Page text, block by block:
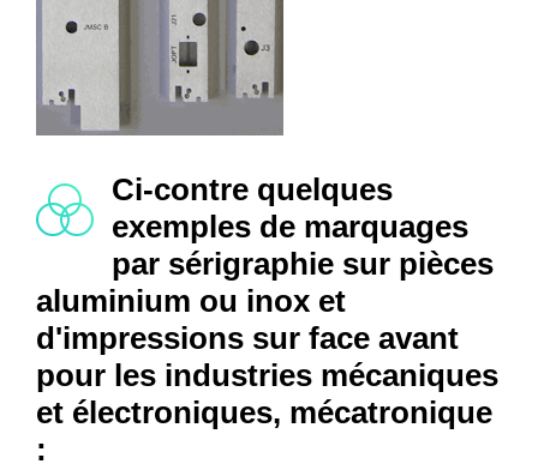
Ci-contre quelques
exemples de marquages
par sérigraphie sur pièces
aluminium ou inox et
d'impressions sur face avant
pour les industries mécaniques
et électroniques, mécatronique
: